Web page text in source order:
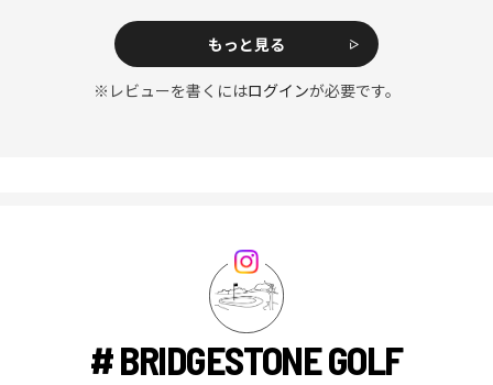
もっと見る
※レビューを書くにはログインが必要です。
# BRIDGESTONE GOLF